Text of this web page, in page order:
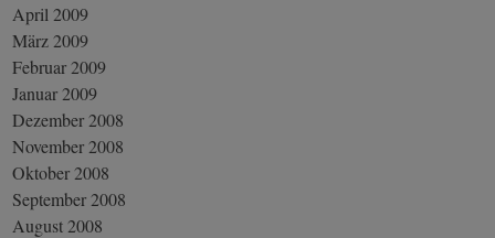
April 2009
März 2009
Februar 2009
Januar 2009
Dezember 2008
November 2008
Oktober 2008
September 2008
August 2008